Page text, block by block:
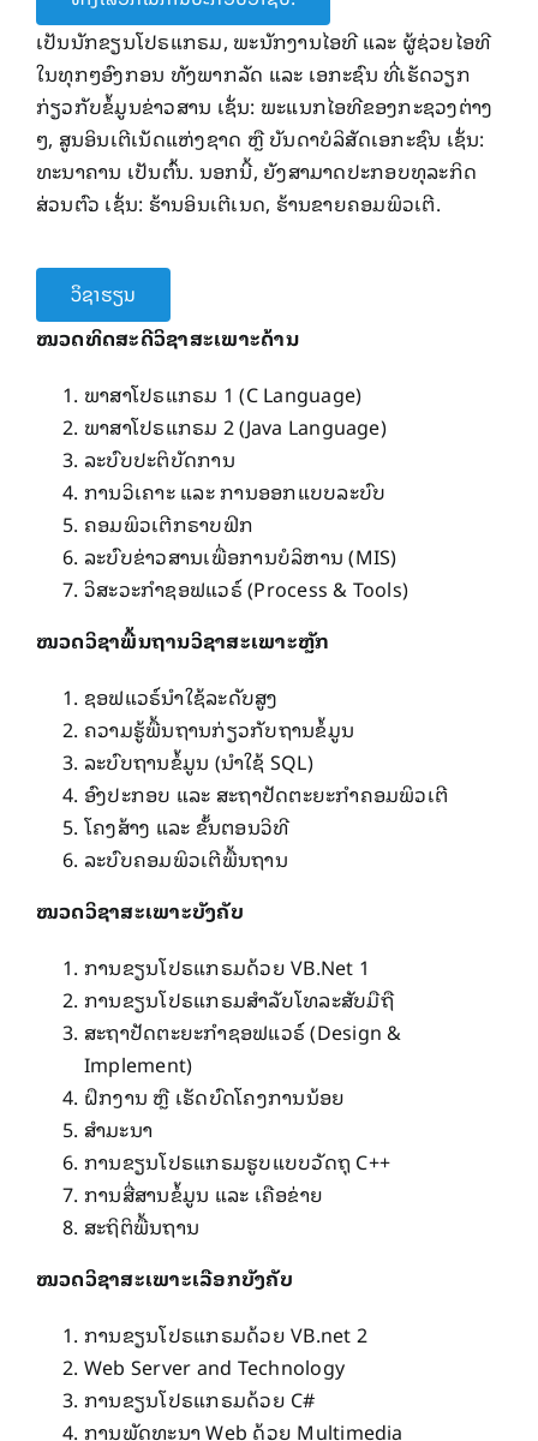
ເປັນນັກຂຽນໂປຣແກຣມ, ພະນັກງານໄອທີ ແລະ ຜູ້ຊ່ວຍໄອທີ
ໃນທຸກໆອົງກອນ ທັງພາກລັດ ແລະ ເອກະຊົນ ທີ່ເຮັດວຽກ
ກ່ຽວກັບຂໍ້ມູນຂ່າວສານ ເຊັ່ນ: ພະແນກໄອທີຂອງກະຊວງຕ່າງ
ໆ, ສູນອິນເຕີເນັດແຫ່ງຊາດ ຫຼື ບັນດາບໍລິສັດເອກະຊົນ ເຊັ່ນ:
ທະນາຄານ ເປັນຕົ້ນ. ນອກນີ້, ຍັງສາມາດປະກອບທຸລະກິດ
ສ່ວນຕົວ ເຊັ່ນ: ຮ້ານອິນເຕີເນດ, ຮ້ານຂາຍຄອມພິວເຕີ.
ວິຊາຮຽນ
ໝວດທິດສະດີວິຊາສະເພາະດ້ານ
ພາສາໂປຣແກຣມ 1 (C Language)
ພາສາໂປຣແກຣມ 2 (Java Language)
ລະບົບປະຕິບັດການ
ການວິເຄາະ ແລະ ການອອກແບບລະບົບ
ຄອມພິວເຕີກຣາບຟິກ
ລະບົບຂ່າວສານເພື່ອການບໍລິຫານ (MIS)
ວິສະວະກຳຊອຟແວຣ໌ (Process & Tools)
ໝວດວິຊາພື້ນຖານວິຊາສະເພາະຫຼັກ
ຊອຟແວຣ໌ນຳໃຊ້ລະດັບສູງ
ຄວາມຮູ້ພື້ນຖານກ່ຽວກັບຖານຂໍ້ມູນ
ລະບົບຖານຂໍ້ມູນ (ນຳໃຊ້ SQL)
ອົງປະກອບ ແລະ ສະຖາປັດຕະຍະກຳຄອມພິວເຕີ
ໂຄງສ້າງ ແລະ ຂັ້ນຕອນວິທີ
ລະບົບຄອມພິວເຕີພື້ນຖານ
ໝວດວິຊາສະເພາະບັງຄັບ
ການຂຽນໂປຣແກຣມດ້ວຍ VB.Net 1
ການຂຽນໂປຣແກຣມສຳລັບໂທລະສັບມືຖື
ສະຖາປັດຕະຍະກຳຊອຟແວຣ໌ (Design &
Implement)
ຝຶກງານ ຫຼື ເຮັດບົດໂຄງການນ້ອຍ
ສຳມະນາ
ການຂຽນໂປຣແກຣມຮູບແບບວັດຖຸ C++
ການສື່ສານຂໍ້ມູນ ແລະ ເຄືອຂ່າຍ
ສະຖິຕິພື້ນຖານ
ໝວດວິຊາສະເພາະເລືອກບັງຄັບ
ການຂຽນໂປຣແກຣມດ້ວຍ VB.net 2
Web Server and Technology
ການຂຽນໂປຣແກຣມດ້ວຍ C#
ການພັດທະນາ Web ດ້ວຍ Multimedia